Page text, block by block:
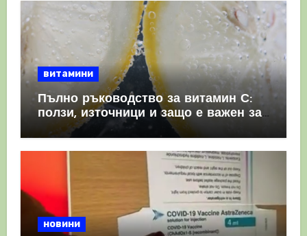
витамини
Пълно ръководство за витамин С:
ползи, източници и защо е важен за
имунната система
новини